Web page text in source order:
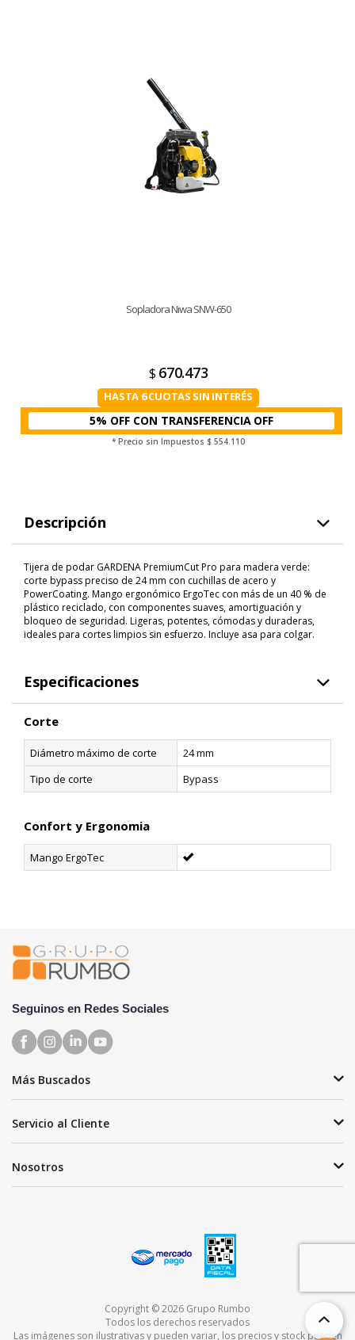
Sopladora Niwa SNW-650
$ 670.473
HASTA 6 CUOTAS SIN INTERÉS
5% OFF CON TRANSFERENCIA
* Precio sin Impuestos $ 554.110
Descripción
Tijera de podar GARDENA PremiumCut Pro para madera verde:
corte bypass preciso de 24 mm con cuchillas de acero y
PowerCoating. Mango ergonómico ErgoTec con más de un 40 % de
plástico reciclado, con componentes suaves, amortiguación y
bloqueo de seguridad. Ligeras, potentes, cómodas y duraderas,
ideales para cortes limpios sin esfuerzo. Incluye asa para colgar.
Especificaciones
Corte
Diámetro máximo de corte
24 mm
Tipo de corte
Bypass
Confort y Ergonomia
Mango ErgoTec
Seguinos en Redes Sociales
Más Buscados
Servicio al Cliente
Nosotros
Copyright © 2026 Grupo Rumbo
Todos los derechos reservados
Las imágenes son ilustrativas y pueden variar, los precios y stock pueden